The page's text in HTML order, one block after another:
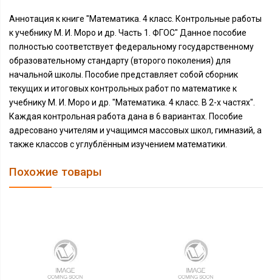
Аннотация к книге "Математика. 4 класс. Контрольные работы
к учебнику М. И. Моро и др. Часть 1. ФГОС" Данное пособие
полностью соответствует федеральному государственному
образовательному стандарту (второго поколения) для
начальной школы. Пособие представляет собой сборник
текущих и итоговых контрольных работ по математике к
учебнику М. И. Моро и др. "Математика. 4 класс. В 2-х частях".
Каждая контрольная работа дана в 6 вариантах. Пособие
адресовано учителям и учащимся массовых школ, гимназий, а
также классов с углублённым изучением математики.
Похожие товары